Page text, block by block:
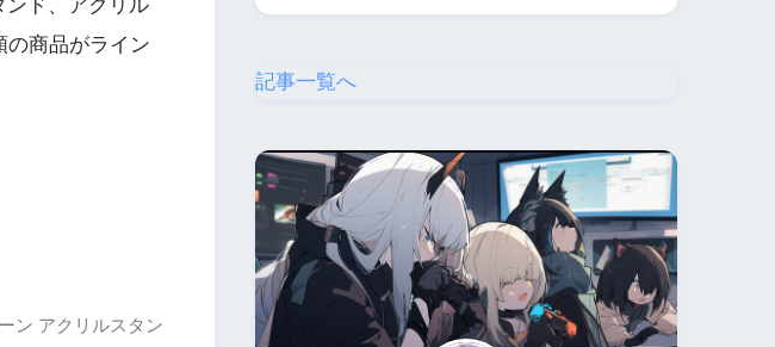
ンド、アクリル
の商品がライン
ン アクリルスタン
記事一覧へ